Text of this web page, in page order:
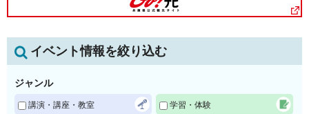
イベント情報を絞り込む
ジャンル
講演・講座・教室 学習・体験